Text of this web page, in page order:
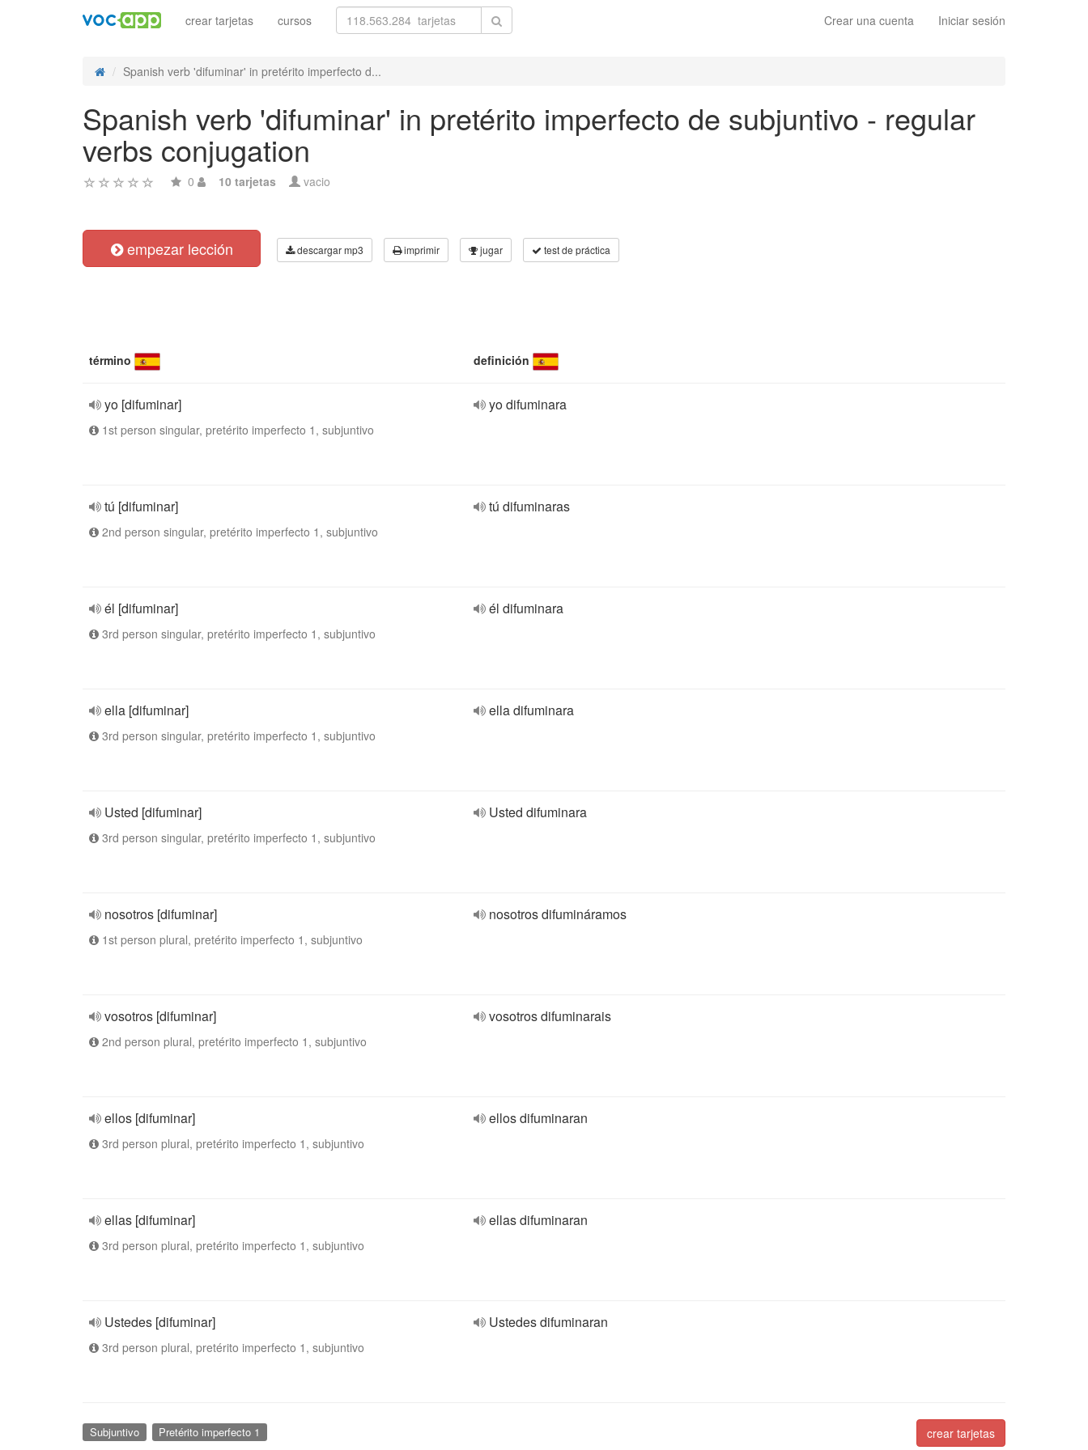
Crear una cuenta Iniciar sesión
crear tarjetas cursos
Spanish verb 'difuminar' in pretérito imperfecto d...
Spanish verb 'difuminar' in pretérito imperfecto de subjuntivo - regular
verbs conjugation
0 10 tarjetas vacio
empezar lección descargar mp3 imprimir jugar test de práctica
término definición
yo [difuminar]
1st person singular, pretérito imperfecto 1, subjuntivo
yo difuminara
tú [difuminar]
2nd person singular, pretérito imperfecto 1, subjuntivo
tú difuminaras
él [difuminar]
3rd person singular, pretérito imperfecto 1, subjuntivo
él difuminara
ella [difuminar]
3rd person singular, pretérito imperfecto 1, subjuntivo
ella difuminara
Usted [difuminar]
3rd person singular, pretérito imperfecto 1, subjuntivo
Usted difuminara
nosotros [difuminar]
1st person plural, pretérito imperfecto 1, subjuntivo
nosotros difumináramos
vosotros [difuminar]
2nd person plural, pretérito imperfecto 1, subjuntivo
vosotros difuminarais
ellos [difuminar]
3rd person plural, pretérito imperfecto 1, subjuntivo
ellos difuminaran
ellas [difuminar]
3rd person plural, pretérito imperfecto 1, subjuntivo
ellas difuminaran
Ustedes [difuminar]
3rd person plural, pretérito imperfecto 1, subjuntivo
Ustedes difuminaran
crear tarjetas
Subjuntivo Pretérito imperfecto 1